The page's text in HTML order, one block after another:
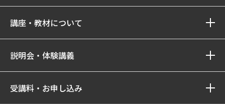
講座・教材について
説明会・体験講義
受講料・お申し込み